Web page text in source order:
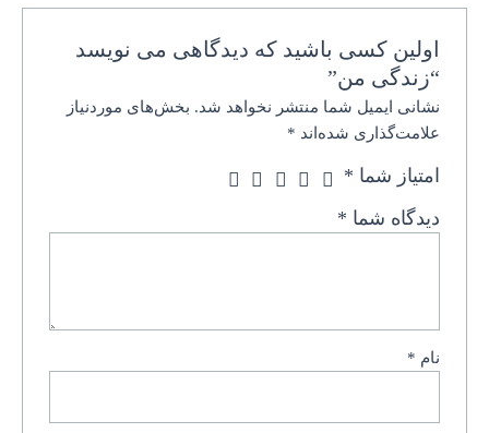
اولین کسی باشید که دیدگاهی می نویسد
“زندگی من”
نشانی ایمیل شما منتشر نخواهد شد. بخش‌های موردنیاز
علامت‌گذاری شده‌اند *
امتیاز شما *
دیدگاه شما *
نام *